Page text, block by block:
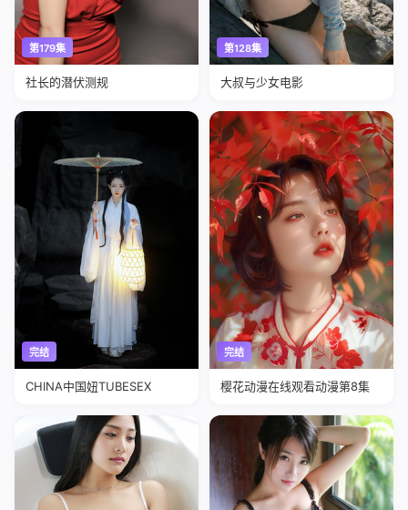
第179集
社长的潜伏测规
第128集
大叔与少女电影
完结
CHINA中国妞TUBESEX
完结
樱花动漫在线观看动漫第8集